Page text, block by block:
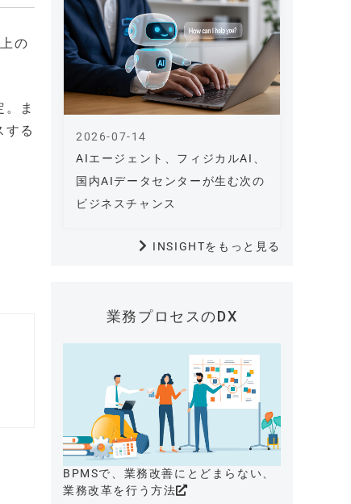
の
ま
する
AIエージェント、フィジカルAI、
国内AIデータセンターが生む次の
ビジネスチャンス
2026-07-14
INSIGHTをもっと見る
業務プロセスのDX
BPMSで、業務改善にとどまらない、
業務改革を行う方法